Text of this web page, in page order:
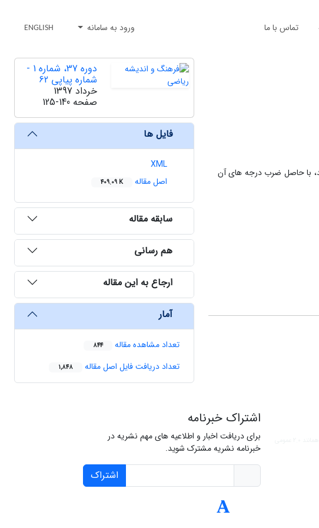
تماس با ما ورود به سامانه ENGLISH
با حاصل ضرب درجه های آن
دوره 37، شماره 1 -
شماره پیاپی 62
خرداد 1397
صفحه 125-140
فایل ها
XML
اصل مقاله
409.09 K
سابقه مقاله
هم رسانی
ارجاع به این مقاله
آمار
تعداد مشاهده مقاله 844
تعداد دریافت فایل اصل مقاله 1,848
اشتراک خبرنامه
برای دریافت اخبار و اطلاعیه های مهم نشریه در
خبرنامه نشریه مشترک شوید.
اشتراک